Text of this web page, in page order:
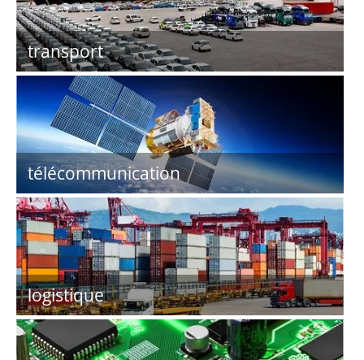
transport
télécommunication
logistique